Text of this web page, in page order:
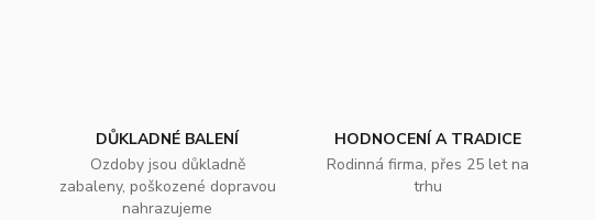
DŮKLADNÉ BALENÍ
Ozdoby jsou důkladně
zabaleny, poškozené dopravou
nahrazujeme
HODNOCENÍ A TRADICE
Rodinná firma, přes 25 let na
trhu